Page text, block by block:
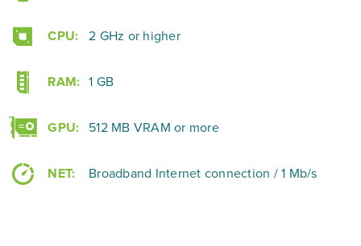
CPU: 2 GHz or higher
RAM: 1 GB
GPU: 512 MB VRAM or more
NET: Broadband Internet connection / 1 Mb/s